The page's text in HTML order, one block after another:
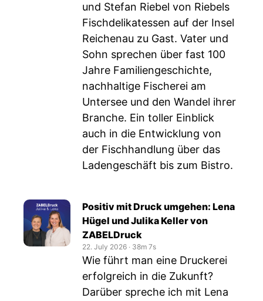
und Stefan Riebel von Riebels
Fischdelikatessen auf der Insel
Reichenau zu Gast. Vater und
Sohn sprechen über fast 100
Jahre Familiengeschichte,
nachhaltige Fischerei am
Untersee und den Wandel ihrer
Branche. Ein toller Einblick
auch in die Entwicklung von
der Fischhandlung über das
Ladengeschäft bis zum Bistro.
Positiv mit Druck umgehen: Lena
Hügel und Julika Keller von
ZABELDruck
22. July 2026 ‧ 38m 7s
Wie führt man eine Druckerei
erfolgreich in die Zukunft?
Darüber spreche ich mit Lena